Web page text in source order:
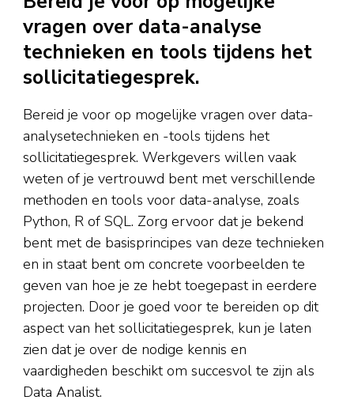
vragen over data-analyse
technieken en tools tijdens het
sollicitatiegesprek.
Bereid je voor op mogelijke vragen over data-
analysetechnieken en -tools tijdens het
sollicitatiegesprek. Werkgevers willen vaak
weten of je vertrouwd bent met verschillende
methoden en tools voor data-analyse, zoals
Python, R of SQL. Zorg ervoor dat je bekend
bent met de basisprincipes van deze technieken
en in staat bent om concrete voorbeelden te
geven van hoe je ze hebt toegepast in eerdere
projecten. Door je goed voor te bereiden op dit
aspect van het sollicitatiegesprek, kun je laten
zien dat je over de nodige kennis en
vaardigheden beschikt om succesvol te zijn als
Data Analist.